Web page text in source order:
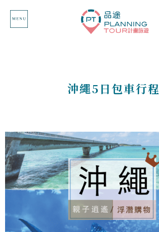
沖繩5日包車行程